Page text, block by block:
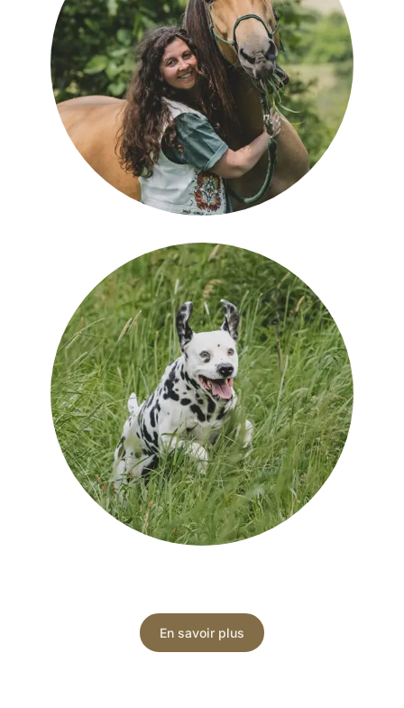
En savoir plus